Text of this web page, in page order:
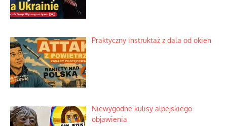
Praktyczny instruktaż z dala od okien
Niewygodne kulisy alpejskiego
objawienia